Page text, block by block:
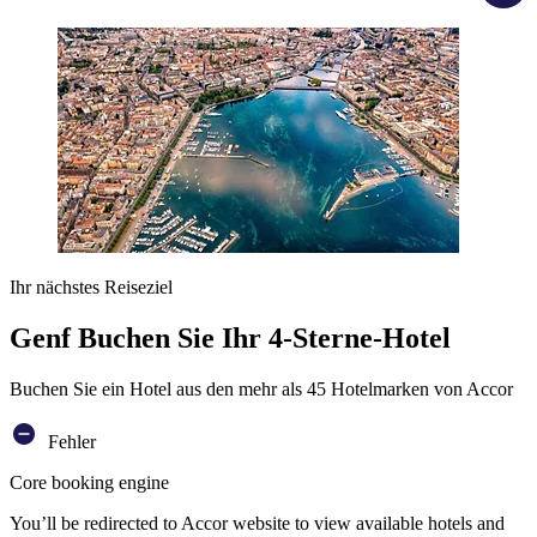
Ihr nächstes Reiseziel
Genf Buchen Sie Ihr 4-Sterne-Hotel
Buchen Sie ein Hotel aus den mehr als 45 Hotelmarken von Accor
Fehler
Core booking engine
You’ll be redirected to Accor website to view available hotels and